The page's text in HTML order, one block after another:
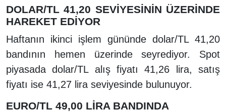
DOLAR/TL 41,20 SEVİYESİNİN ÜZERİNDE
HAREKET EDİYOR
Haftanın ikinci işlem gününde dolar/TL 41,20
bandının hemen üzerinde seyrediyor. Spot
piyasada dolar/TL alış fiyatı 41,26 lira, satış
fiyatı ise 41,27 lira seviyesinde bulunuyor.
EURO/TL 49,00 LİRA BANDINDA